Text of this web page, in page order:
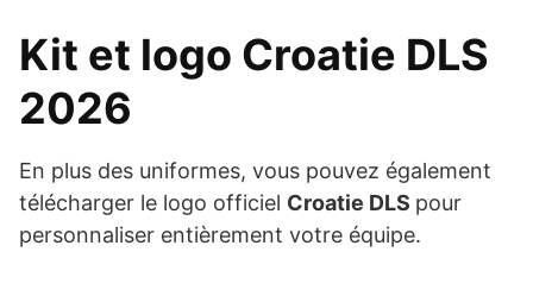
Kit et logo Croatie DLS
2026
En plus des uniformes, vous pouvez également
télécharger le logo officiel Croatie DLS pour
personnaliser entièrement votre équipe.